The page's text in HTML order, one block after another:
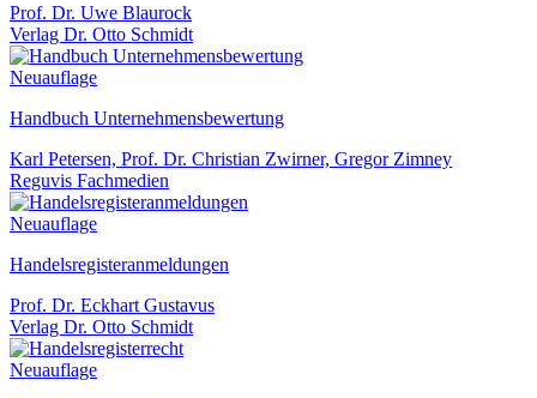
Prof. Dr. Uwe Blaurock
Verlag Dr. Otto Schmidt
Neuauflage
Handbuch Unternehmensbewertung
Karl Petersen, Prof. Dr. Christian Zwirner, Gregor Zimney
Reguvis Fachmedien
Neuauflage
Handelsregisteranmeldungen
Prof. Dr. Eckhart Gustavus
Verlag Dr. Otto Schmidt
Neuauflage